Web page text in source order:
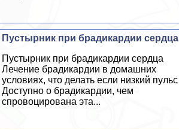
Пустырник при брадикардии сердца
Пустырник при брадикардии сердца
Лечение брадикардии в домашних
условиях, что делать если низкий пульс
Доступно о брадикардии, чем
спровоцирована эта...